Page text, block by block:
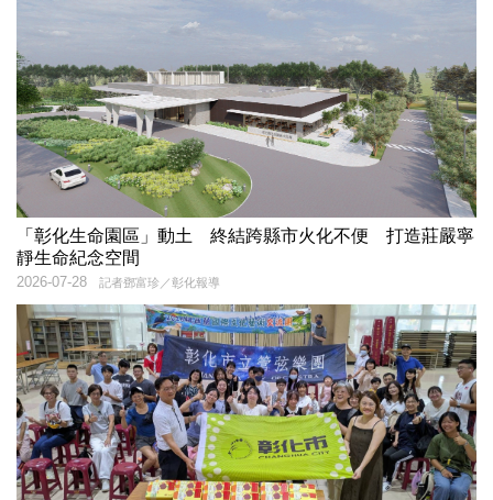
「彰化生命園區」動土 終結跨縣市火化不便 打造莊嚴寧
靜生命紀念空間
記者鄧富珍／彰化報導
2026-07-28